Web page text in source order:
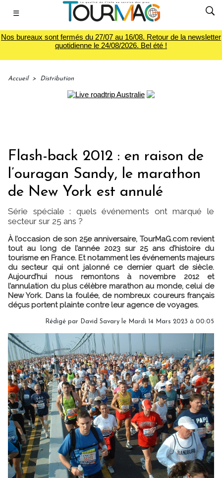
☰
Nos bureaux sont fermés du 27/07 au 16/08. Retour de la newsletter
quotidienne le 24/08/2026. Bel été !
Accueil > Distribution
Flash-back 2012 : en raison de
l’ouragan Sandy, le marathon
de New York est annulé
Série spéciale : quels événements ont marqué le
secteur sur 25 ans ?
À l’occasion de son 25e anniversaire, TourMaG.com revient
tout au long de l’année 2023 sur 25 ans d’histoire du
tourisme en France. Et notamment les événements majeurs
du secteur qui ont jalonné ce dernier quart de siècle.
Aujourd’hui nous remontons à novembre 2012 et
l’annulation du plus célèbre marathon au monde, celui de
New York. Dans la foulée, de nombreux coureurs français
déçus portent plainte contre leur agence de voyages.
Rédigé par David Savary le Mardi 14 Mars 2023 à 00:05